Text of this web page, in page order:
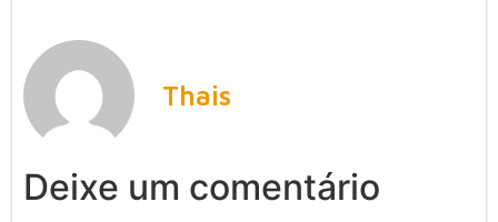
Thais
Deixe um comentário